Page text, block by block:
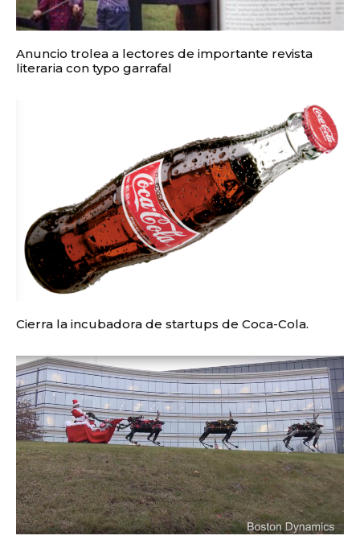
Anuncio trolea a lectores de importante revista
literaria con typo garrafal
Cierra la incubadora de startups de Coca-Cola.